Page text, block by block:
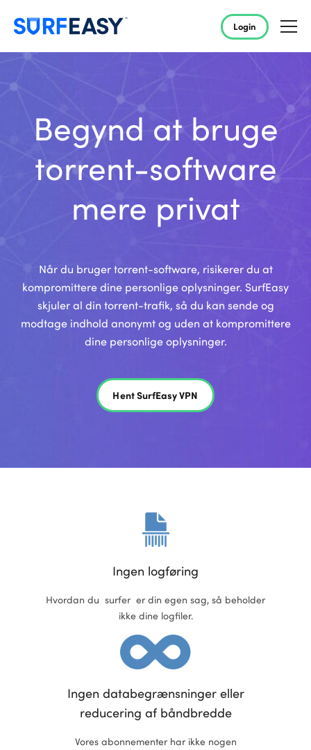
Login
Begynd at bruge
torrent-software
mere privat
Når du bruger torrent-software, risikerer du at
kompromittere dine personlige oplysninger. SurfEasy
skjuler al din torrent-trafik, så du kan sende og
modtage indhold anonymt og uden at kompromittere
dine personlige oplysninger.
Hent SurfEasy VPN
Ingen logføring
Hvordan du surfer er din egen sag, så beholder
ikke dine logfiler.
Ingen databegrænsninger eller
reducering af båndbredde
Vores abonnementer har ikke nogen